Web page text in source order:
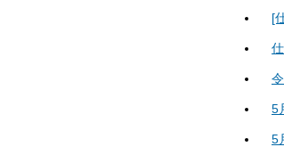
[
5
5